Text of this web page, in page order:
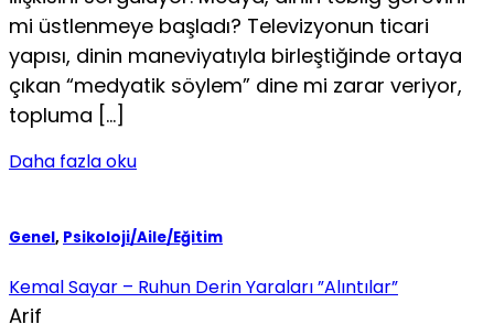
mi üstlenmeye başladı? Televizyonun ticari
yapısı, dinin maneviyatıyla birleştiğinde ortaya
çıkan “medyatik söylem” dine mi zarar veriyor,
topluma […]
Daha fazla oku
Genel, Psikoloji/Aile/Eğitim
Kemal Sayar – Ruhun Derin Yaraları ”Alıntılar”
Arif